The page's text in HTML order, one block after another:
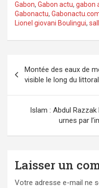
Gabon, Gabon actu, gabon
Gabonactu,
Lionel giovani Boulingui,
de
l’article
Montée des eaux de
visible le long du
Islam : Abdul
urnes par
Laisser un
Votre adresse e-mail ne